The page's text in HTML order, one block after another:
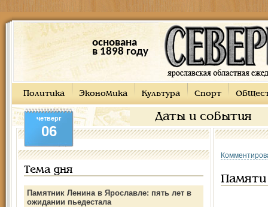
основана
в 1898 году
Политика Экономика Культура Спорт
Даты и события
четверг
06
Тема дня
Памятник Ленина в Ярославле: пять лет в
ожидании пьедестала
Памяти